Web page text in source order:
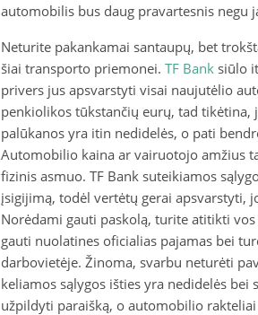
automobilis bus daug pravartesnis negu
Neturite pakankamai santaupų, bet
šiai transporto priemonei. TF Bank siūlo
privers jus apsvarstyti visai naujutėlio
penkiolikos tūkstančių eurų, tad tikėtina,
palūkanos yra itin nedidelės, o pati
Automobilio kaina ar vairuotojo amžius
fizinis asmuo. TF Bank suteikiamos
įsigijimą, todėl vertėtų gerai apsvarstyti,
Norėdami gauti paskolą, turite atitikti
gauti nuolatines oficialias pajamas bei
darbovietėje. Žinoma, svarbu neturėti
keliamos sąlygos išties yra nedidelės
užpildyti paraišką, o automobilio